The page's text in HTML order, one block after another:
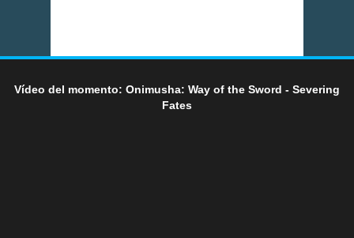
Vídeo del momento: Onimusha: Way of the Sword - Severing
Fates